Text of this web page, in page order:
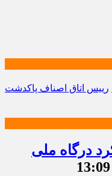
رییس اتاق‌ اصناف پاکدشت
درگاه ملی